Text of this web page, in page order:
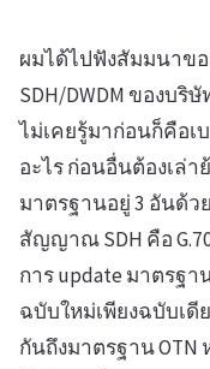
ผมได้ไปฟังสัมมนาข
SDH/DWDM ของบริ
ไม่เคยรู้มาก่อนก็คือเ
อะไร ก่อนอื่นต้องเล่
มาตรฐานอยู่ 3 อันด้ว
สัญญาณ SDH คือ
การ update มาตรฐา
ฉบับใหม่เพียงฉบับเดี
กันถึงมาตรฐาน OTN